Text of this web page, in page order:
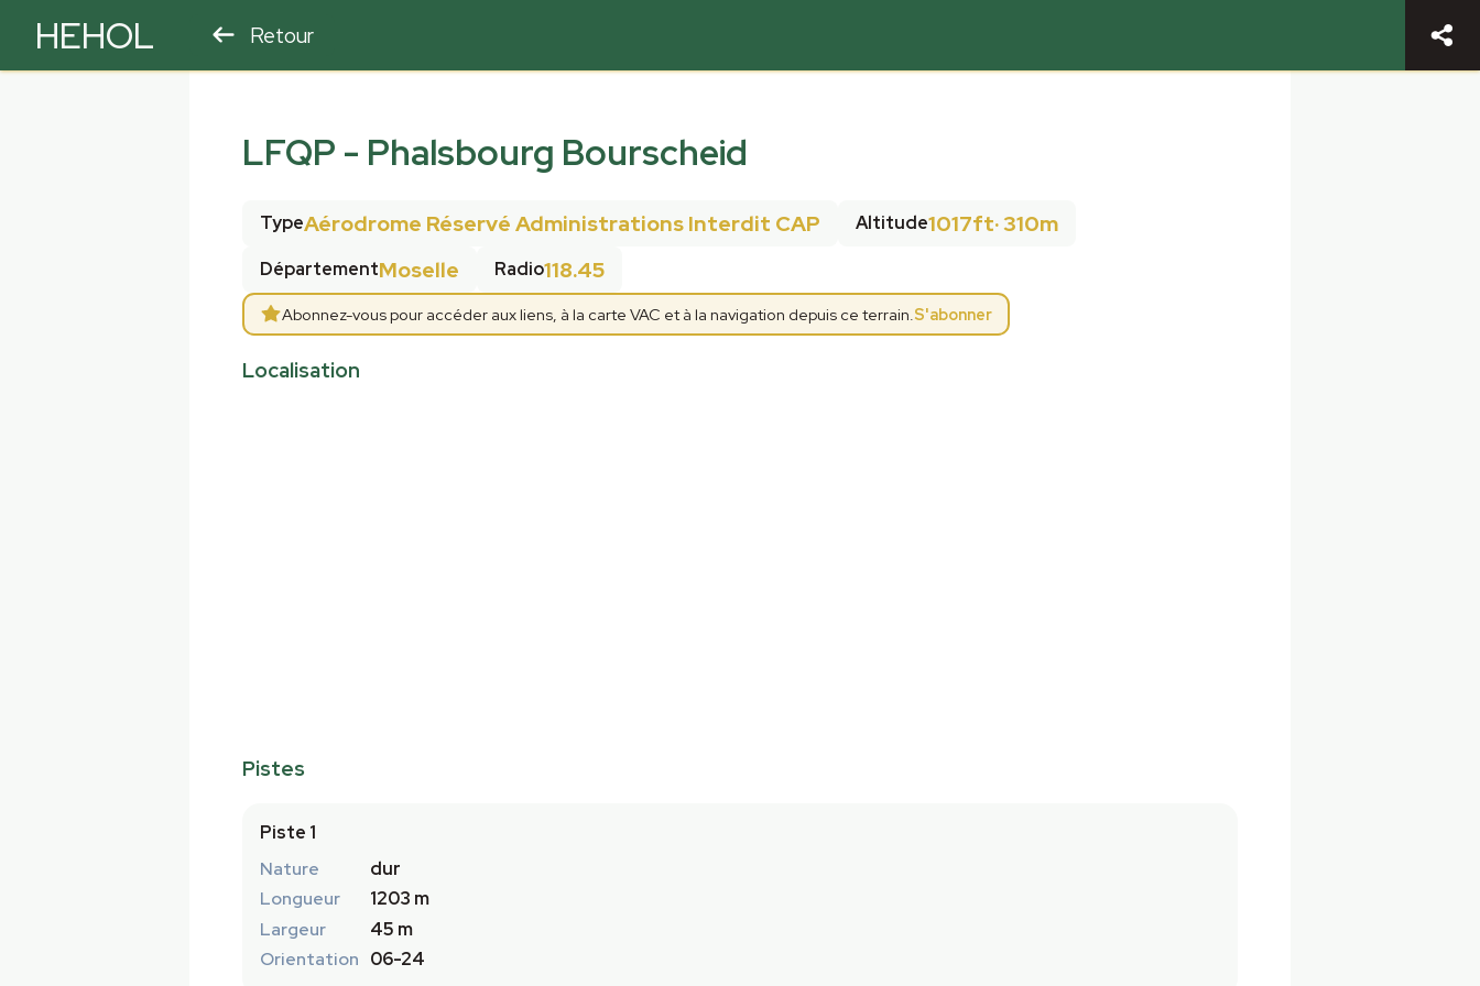
HEHOL Retour
LFQP - Phalsbourg Bourscheid
TypeAérodrome Réservé Administrations Interdit CAP Altitude1017ft·310m
DépartementMoselle Radio118.45
Abonnez-vous pour accéder aux liens, à la carte VAC et à la navigation depuis ce terrain.S'abonner
Localisation
Pistes
Piste 1
Nature
dur
Longueur
1203 m
Largeur
45 m
Orientation 06-24